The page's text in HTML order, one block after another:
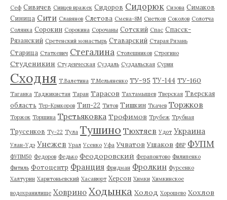
Сеф Сивичев Сивцев вражек Сидоров Сидорюк Сизова Симаков
Синица Сити Славянов Слетова Смена-8М Снетков Соколов Солотча
Солянка Сорокин Сорокина Сорочаны Сотский Спас Спасск-
Рязанский Сретенский монастырь Ставарский Старая Рязань
Старица Статкевич Стегалина Столешников Строгино
Студеникин Студенческая Суздаль Суздальская Сурин
Сходня Т.Валетина Т.Мельяненко ТУ-95 ТУ-144 ТУ-160
Таганка Таджикистан Таран Тарасов Тахтамышев Тверская Тверская
область Тер-Крикоров Тип-22 Титов Тишкин Ткачев Торжков
Торжок Торшина Третьяковка Трофимов Трубеж Трубная
Трусенков Ту-22 Тула Тушино Тюхтяев Удот Украина
Улан-Удэ Унежев Урал Усенко Уфа Учватов Ушаков ФВР ФУПМ
ФУПМ50 Федоров Федько Феодоровский Ферапонтово Филипенко
Фитиль Фотоцентр Франция Фридман Фролкин Фурсенко
Халтурин Харитоньевский Хасавюрт Херсон Химки Химкинское
водохранилище Ховрино Ходынка Холод Хорошево Хохлов